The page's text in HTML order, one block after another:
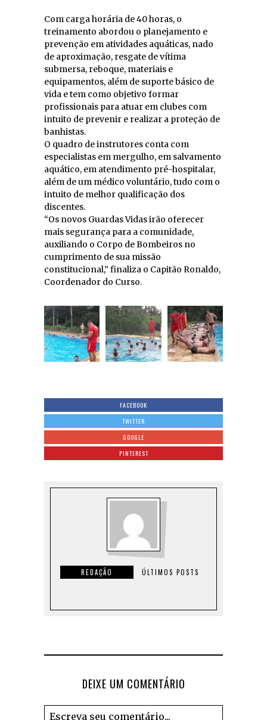
Com carga horária de 40 horas, o
treinamento abordou o planejamento e
prevenção em atividades aquáticas, nado
de aproximação, resgate de vítima
submersa, reboque, materiais e
equipamentos, além de suporte básico de
vida e tem como objetivo formar
profissionais para atuar em clubes com
intuito de prevenir e realizar a proteção de
banhistas.
O quadro de instrutores conta com
especialistas em mergulho, em salvamento
aquático, em atendimento pré-hospitalar,
além de um médico voluntário, tudo com o
intuito de melhor qualificação dos
discentes.
“Os novos Guardas Vidas irão oferecer
mais segurança para a comunidade,
auxiliando o Corpo de Bombeiros no
cumprimento de sua missão
constitucional,” finaliza o Capitão Ronaldo,
Coordenador do Curso.
FACEBOOK
TWITTER
GOOGLE
PINTEREST
REDAÇÃO ÚLTIMOS POSTS
DEIXE UM COMENTÁRIO